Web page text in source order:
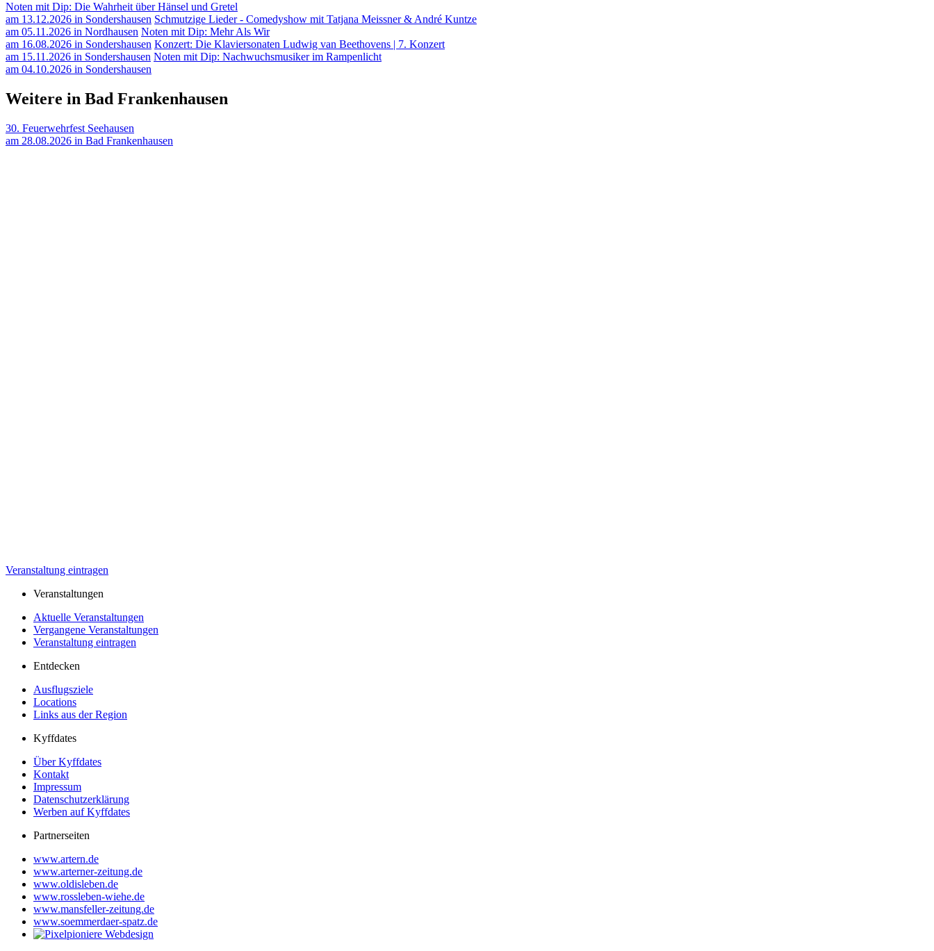
Noten mit Dip: Die Wahrheit über Hänsel und Gretel
am 13.12.2026 in Sondershausen Schmutzige Lieder - Comedyshow mit Tatjana Meissner & André Kuntze
am 05.11.2026 in Nordhausen Noten mit Dip: Mehr Als Wir
am 16.08.2026 in Sondershausen Konzert: Die Klaviersonaten Ludwig van Beethovens | 7. Konzert
am 15.11.2026 in Sondershausen Noten mit Dip: Nachwuchsmusiker im Rampenlicht
am 04.10.2026 in Sondershausen
Weitere in Bad Frankenhausen
30. Feuerwehrfest Seehausen
am 28.08.2026 in Bad Frankenhausen
Veranstaltung eintragen
Veranstaltungen
Aktuelle Veranstaltungen
Vergangene Veranstaltungen
Veranstaltung eintragen
Entdecken
Ausflugsziele
Locations
Links aus der Region
Kyffdates
Über Kyffdates
Kontakt
Impressum
Datenschutzerklärung
Werben auf Kyffdates
Partnerseiten
www.artern.de
www.arterner-zeitung.de
www.oldisleben.de
www.rossleben-wiehe.de
www.mansfeller-zeitung.de
www.soemmerdaer-spatz.de